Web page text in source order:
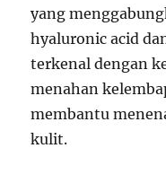
yang
hyaluronic acid
terkenal dengan
menahan
membantu
kulit.